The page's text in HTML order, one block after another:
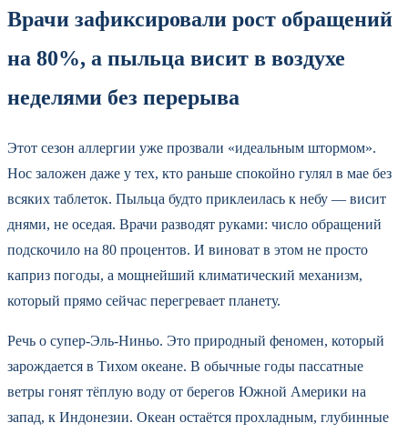
Врачи зафиксировали рост обращений
на 80%, а пыльца висит в воздухе
неделями без перерыва
Этот сезон аллергии уже прозвали «идеальным штормом».
Нос заложен даже у тех, кто раньше спокойно гулял в мае без
всяких таблеток. Пыльца будто приклеилась к небу — висит
днями, не оседая. Врачи разводят руками: число обращений
подскочило на 80 процентов. И виноват в этом не просто
каприз погоды, а мощнейший климатический механизм,
который прямо сейчас перегревает планету.
Речь о супер-Эль-Ниньо. Это природный феномен, который
зарождается в Тихом океане. В обычные годы пассатные
ветры гонят тёплую воду от берегов Южной Америки на
запад, к Индонезии. Океан остаётся прохладным, глубинные